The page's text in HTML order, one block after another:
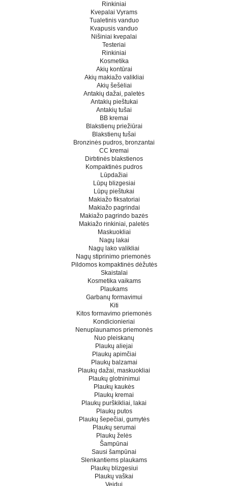
Rinkiniai
Kvepalai Vyrams
Tualetinis vanduo
Kvapusis vanduo
Nišiniai kvepalai
Testeriai
Rinkiniai
Kosmetika
Akių kontūrai
Akių makiažo valikliai
Akių šešėliai
Antakių dažai, paletės
Antakių pieštukai
Antakių tušai
BB kremai
Blakstienų priežiūrai
Blakstienų tušai
Bronzinės pudros, bronzantai
CC kremai
Dirbtinės blakstienos
Kompaktinės pudros
Lūpdažiai
Lūpų blizgesiai
Lūpų pieštukai
Makiažo fiksatoriai
Makiažo pagrindai
Makiažo pagrindo bazės
Makiažo rinkiniai, paletės
Maskuokliai
Nagų lakai
Nagų lako valikliai
Nagų stiprinimo priemonės
Pildomos kompaktinės dėžutės
Skaistalai
Kosmetika vaikams
Plaukams
Garbanų formavimui
Kiti
Kitos formavimo priemonės
Kondicionieriai
Nenuplaunamos priemonės
Nuo pleiskanų
Plaukų aliejai
Plaukų apimčiai
Plaukų balzamai
Plaukų dažai, maskuokliai
Plaukų glotninimui
Plaukų kaukės
Plaukų kremai
Plaukų purškikliai, lakai
Plaukų putos
Plaukų šepečiai, gumytės
Plaukų serumai
Plaukų želės
Šampūnai
Sausi šampūnai
Slenkantiems plaukams
Plaukų blizgesiui
Plaukų vaškai
Veidui